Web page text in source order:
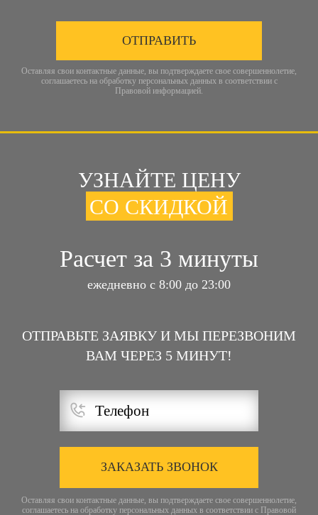
ОТПРАВИТЬ
Оставляя свои контактные данные, вы подтверждаете свое совершеннолетие,
соглашаетесь на обработку персональных данных в соответствии с
Правовой информацией.
УЗНАЙТЕ ЦЕНУ
СО СКИДКОЙ
Расчет за 3 минуты
ежедневно с 8:00 до 23:00
ОТПРАВЬТЕ ЗАЯВКУ И МЫ ПЕРЕЗВОНИМ
ВАМ ЧЕРЕЗ 5 МИНУТ!
ЗАКАЗАТЬ ЗВОНОК
Оставляя свои контактные данные, вы подтверждаете свое совершеннолетие,
соглашаетесь на обработку персональных данных в соответствии с Правовой